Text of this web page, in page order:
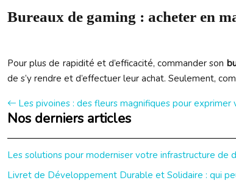
Bureaux de gaming : acheter en
Pour plus de rapidité et d’efficacité, commander son
de s’y rendre et d’effectuer leur achat. Seulement,
Les pivoines : des fleurs magnifiques pour
Nos derniers articles
Les solutions pour moderniser votre infrastructure de
Livret de Développement Durable et Solidaire : qui